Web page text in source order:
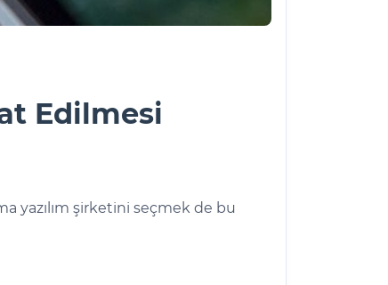
Edilmesi
yazılım şirketini seçmek de bu